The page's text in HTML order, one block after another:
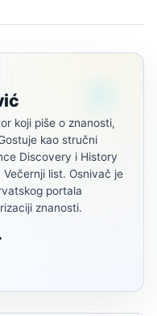
koji piše o znanosti,
kao stručni
Discovery i History
list. Osnivač je
portala
znanosti.